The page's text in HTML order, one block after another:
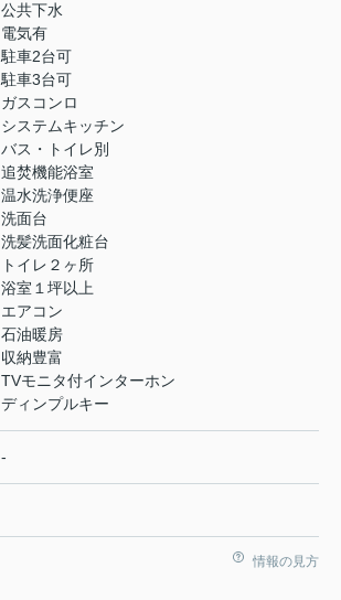
公共下水
電気有
駐車2台可
駐車3台可
ガスコンロ
システムキッチン
バス・トイレ別
追焚機能浴室
温水洗浄便座
洗面台
洗髪洗面化粧台
トイレ２ヶ所
浴室１坪以上
エアコン
石油暖房
収納豊富
TVモニタ付インターホン
ディンプルキー
-
情報の見方